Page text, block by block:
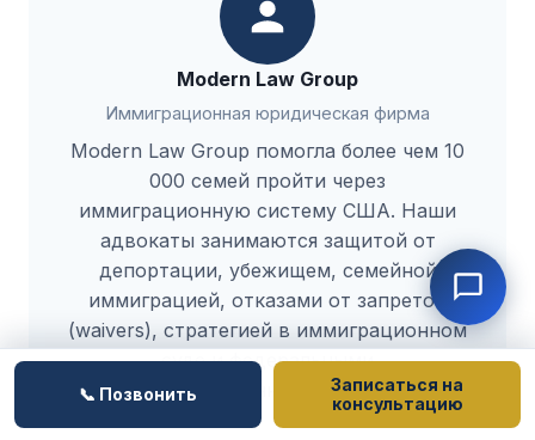
Modern Law Group
Иммиграционная юридическая фирма
Modern Law Group помогла более чем 10
000 семей пройти через
иммиграционную систему США. Наши
адвокаты занимаются защитой от
депортации, убежищем, семейной
иммиграцией, отказами от запретов
(waivers), стратегией в иммиграционном
суде и федеральными
иммиграционными делами.
📞 Позвонить
Записаться на
консультацию